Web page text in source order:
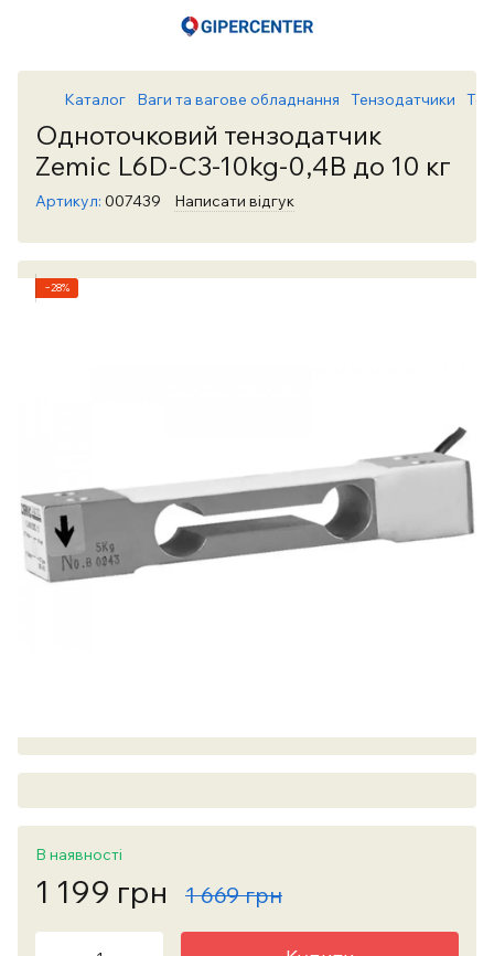
Каталог Ваги та вагове обладнання Тензодатчики
Одноточковий тензодатчик
Zemic L6D-C3-10kg-0,4B до 10 кг
Артикул: 007439 Написати відгук
−28%
В наявності
1 199 грн 1 669 грн